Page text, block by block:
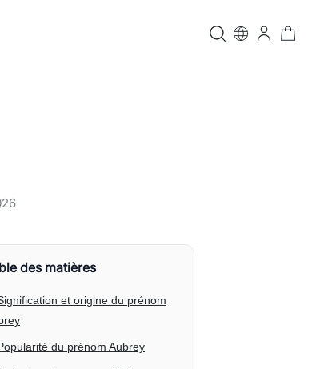
des matières
et origine du prénom
du prénom Aubrey